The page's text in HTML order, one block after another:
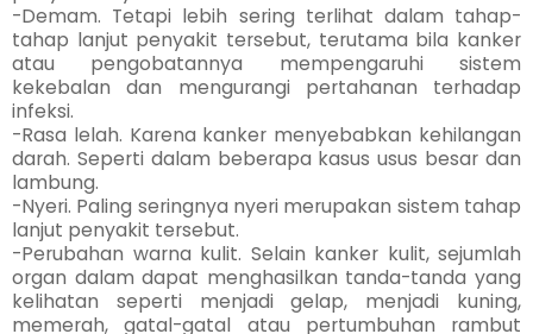
-Demam. Tetapi lebih sering terlihat dalam tahap-
tahap lanjut penyakit tersebut, terutama bila kanker
atau pengobatannya mempengaruhi sistem
kekebalan dan mengurangi pertahanan terhadap
infeksi.
-Rasa lelah. Karena kanker menyebabkan kehilangan
darah. Seperti dalam beberapa kasus usus besar dan
lambung.
-Nyeri. Paling seringnya nyeri merupakan sistem tahap
lanjut penyakit tersebut.
-Perubahan warna kulit. Selain kanker kulit, sejumlah
organ dalam dapat menghasilkan tanda-tanda yang
kelihatan seperti menjadi gelap, menjadi kuning,
memerah, gatal-gatal atau pertumbuhan rambut